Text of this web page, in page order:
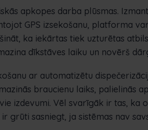
apkopes darba plūsmas.
GPS izsekošanu, platforma
ka iekārtas tiek uzturētas
dīkstāves laiku un novērš
ar automatizētu
braucienu laiks, palielinās
izdevumi. Vēl svarīgāk ir tas, ka
grūti sasniegt, ja sistēmas nav